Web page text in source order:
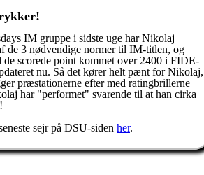
IM gruppe i sidste uge har Nikolaj
de 3 nødvendige normer til IM-titlen, og
scorede point kommet over 2400 i FIDE-
nu. Så det kører helt pænt for Nikolaj,
præstationerne efter med ratingbrillerne
har "performet" svarende til at han cirka
sejr på DSU-siden her.